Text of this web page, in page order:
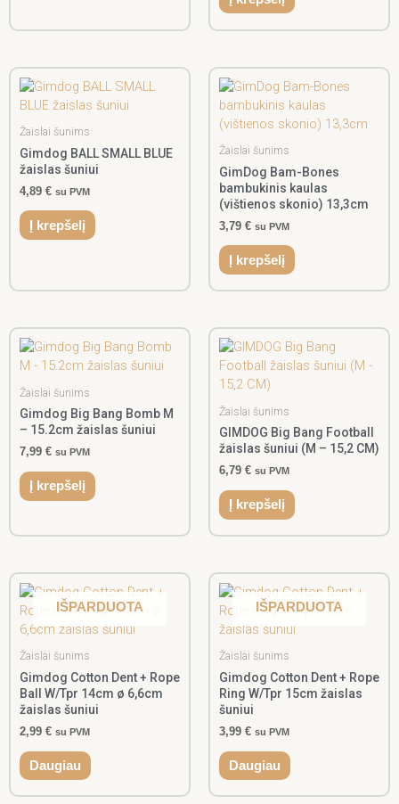
Žaislai šunims
Gimdog BALL SMALL BLUE
žaislas šuniui
4,89 € su PVM
Į krepšelį
Žaislai šunims
GimDog Bam-Bones
bambukinis kaulas
(vištienos skonio) 13,3cm
3,79 € su PVM
Į krepšelį
Žaislai šunims
Gimdog Big Bang Bomb M
– 15.2cm žaislas šuniui
7,99 € su PVM
Į krepšelį
Žaislai šunims
GIMDOG Big Bang Football
žaislas šuniui (M – 15,2 CM)
6,79 € su PVM
Į krepšelį
IŠPARDUOTA
Žaislai šunims
Gimdog Cotton Dent + Rope
Ball W/Tpr 14cm ø 6,6cm
žaislas šuniui
2,99 € su PVM
Daugiau
IŠPARDUOTA
Žaislai šunims
Gimdog Cotton Dent + Rope
Ring W/Tpr 15cm žaislas
šuniui
3,99 € su PVM
Daugiau